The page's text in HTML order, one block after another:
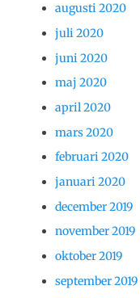
augusti 2020
juli 2020
juni 2020
maj 2020
april 2020
mars 2020
februari 2020
januari 2020
december 2019
november 2019
oktober 2019
september 2019